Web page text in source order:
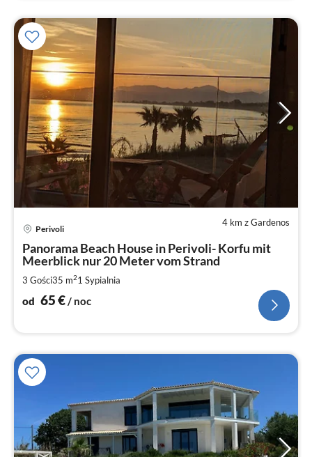
4 km z Gardenos
Perivoli
Panorama Beach House in Perivoli- Korfu mit
Meerblick nur 20 Meter vom Strand
3 Gości35 m21 Sypialnia
od 65€/ noc